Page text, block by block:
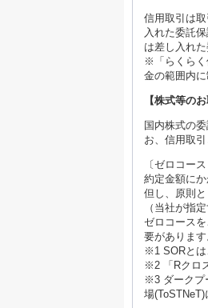
信用取引は
入れた委託
は差し入れ
※「らくらく
金の範囲内に
【株式等の
国内株式の
お、信用取
〔ゼロコー
約定金額にか
但し、原則
（当社が指
ゼロコース
要があります
※1 SORとは
※2 「Rクロ
※3 ダークプ
場